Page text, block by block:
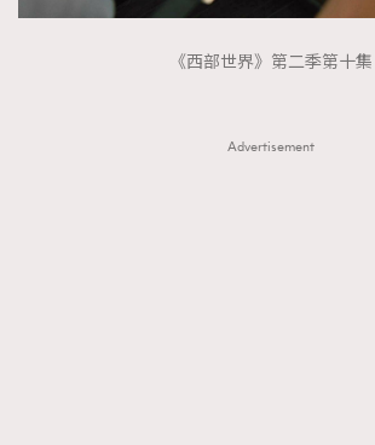
《西部世界》第二季第十集
Advertisement